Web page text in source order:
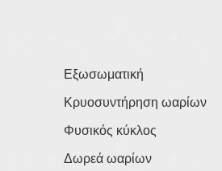
Εξωσωματική
Κρυοσυντήρηση ωαρίων
Φυσικός κύκλος
Δωρεά ωαρίων